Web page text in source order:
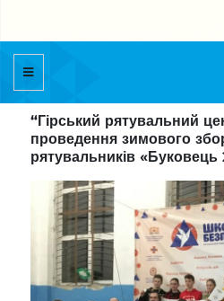
“Гірський рятувальний
проведення зимового
рятувальників «Буковець